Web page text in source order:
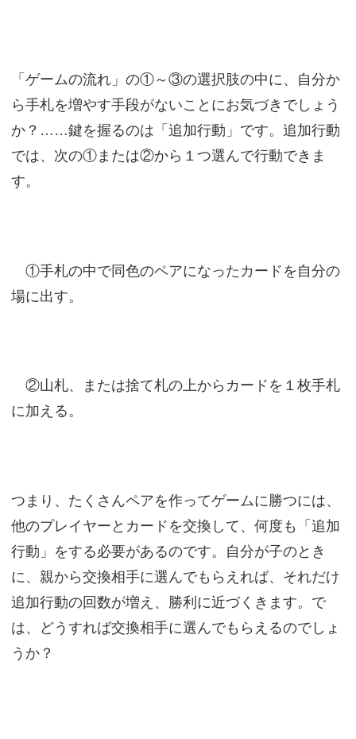
「ゲームの流れ」の①～③の選択肢の中に、自分か
ら手札を増やす手段がないことにお気づきでしょう
か？……鍵を握るのは「追加行動」です。追加行動
では、次の①または②から１つ選んで行動できま
す。
①手札の中で同色のペアになったカードを自分の
場に出す。
②山札、または捨て札の上からカードを１枚手札
に加える。
つまり、たくさんペアを作ってゲームに勝つには、
他のプレイヤーとカードを交換して、何度も「追加
行動」をする必要があるのです。自分が子のとき
に、親から交換相手に選んでもらえれば、それだけ
追加行動の回数が増え、勝利に近づくきます。で
は、どうすれば交換相手に選んでもらえるのでしょ
うか？